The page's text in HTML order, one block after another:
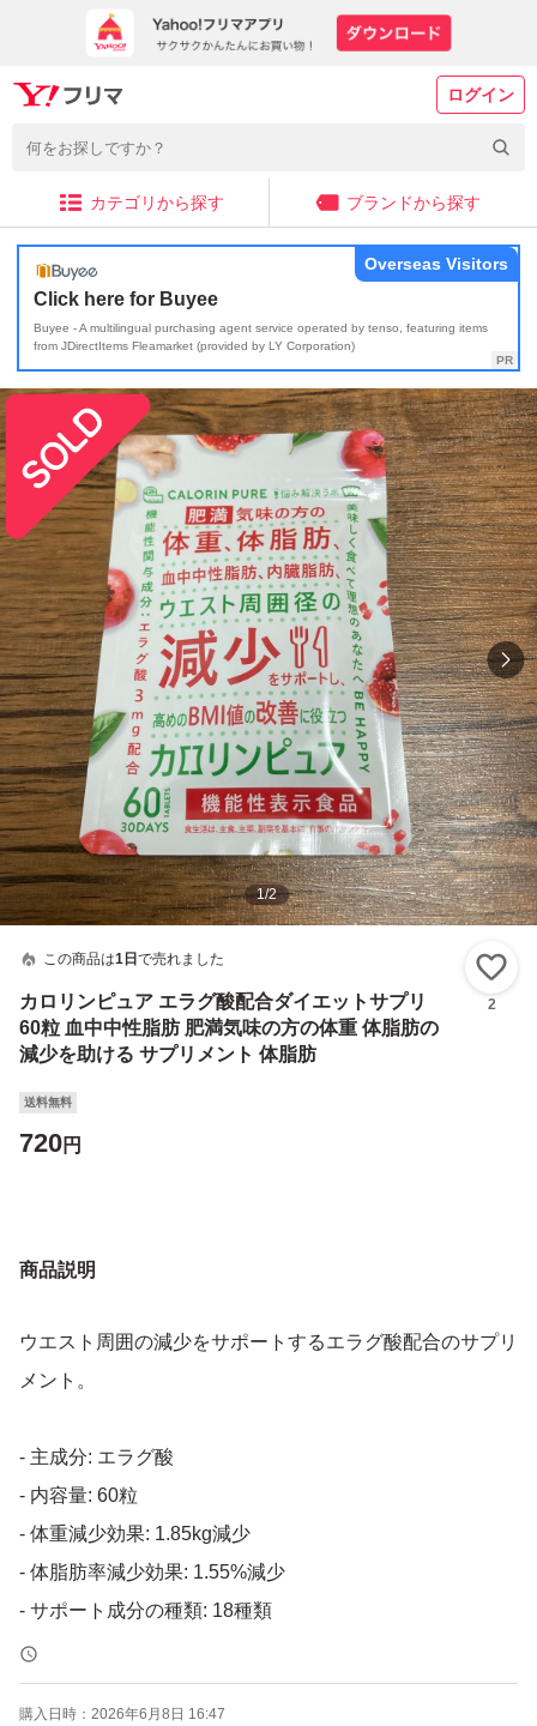
ログイン
カテゴリから探す ブランドから探す
Click here for Buyee
Buyee - A multilingual purchasing agent service operated by tenso, featuring items
from JDirectItems Fleamarket (provided by LY Corporation)
Overseas Visitors
1/2
この商品は1日 で売れました
カロリンピュア エラグ酸配合ダイエットサプリ
60粒 血中中性脂肪 肥満気味の方の体重 体脂肪の
減少を助ける サプリメント 体脂肪
2
送料無料
720円
商品説明
ウエスト周囲の減少をサポートするエラグ酸配合のサプリ
メント。
- 主成分: エラグ酸
- 内容量: 60粒
- 体重減少効果: 1.85kg減少
- 体脂肪率減少効果: 1.55%減少
- サポート成分の種類: 18種類
- その他成分: コエンザイムQ10, 生姜, 黒胡椒抽出物, ラフ
マ葉抽出物, ヒハツ
購入日時： 2026年6月8日 16:47